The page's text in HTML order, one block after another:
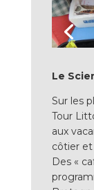
Le
Sur les
Tour
aux
côtier et
Des «